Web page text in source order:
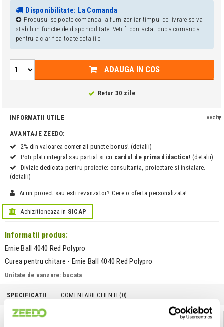
Disponibilitate: La Comanda
Produsul se poate comanda la furnizor iar timpul de livrare se va
stabili in functie de disponibilitate. Veti fi contactat dupa comanda
pentru a clarifica toate detaliile
ADAUGA IN COS
Retur 30 zile
INFORMATII UTILE vezi
AVANTAJE ZEEDO:
2% din valoarea comenzii puncte bonus! (detalii)
Poti plati integral sau partial si cu cardul de prima didactica! (detalii)
Divizie dedicata pentru proiecte: consultanta, proiectare si instalare.
(detalii)
Ai un proiect sau esti revanzator? Cere o oferta personalizata!
Achizitioneaza in SICAP
Informatii produs:
Ernie Ball 4040 Red Polypro
Curea pentru chitare - Ernie Ball 4040 Red Polypro
Unitate de vanzare: bucata
SPECIFICATII COMENTARII CLIENTI (0)